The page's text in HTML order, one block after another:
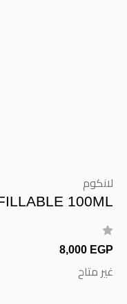
لانكوم
100ML
8,000 EGP
غير متاح